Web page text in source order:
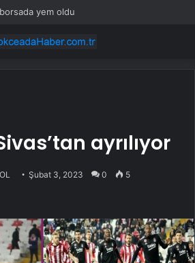
borsada yem oldu
ayrılıyor
Şubat 3, 2023 0 5